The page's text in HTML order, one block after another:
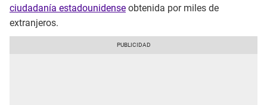
ciudadanía estadounidense obtenida por miles de
extranjeros.